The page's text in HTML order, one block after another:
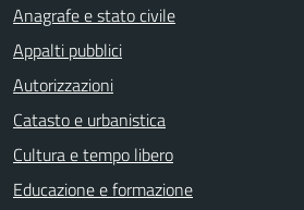
Anagrafe e stato civile
Appalti pubblici
Autorizzazioni
Catasto e urbanistica
Cultura e tempo libero
Educazione e formazione